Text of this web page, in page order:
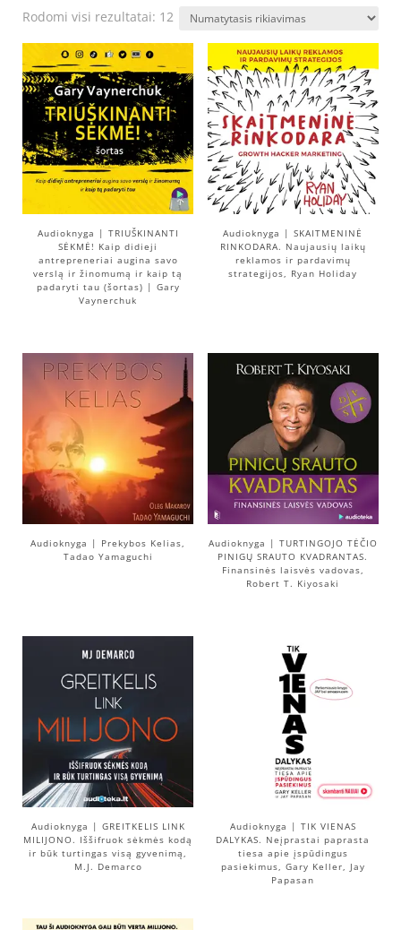
Rodomi visi rezultatai: 12
Audioknyga | TRIUŠKINANTI
SĖKMĖ! Kaip didieji
antrepreneriai augina savo
verslą ir žinomumą ir kaip tą
padaryti tau (šortas) | Gary
Vaynerchuk
Audioknyga | SKAITMENINĖ
RINKODARA. Naujausių laikų
reklamos ir pardavimų
strategijos, Ryan Holiday
Audioknyga | Prekybos Kelias,
Tadao Yamaguchi
Audioknyga | TURTINGOJO TĖČIO
PINIGŲ SRAUTO KVADRANTAS.
Finansinės laisvės vadovas,
Robert T. Kiyosaki
Audioknyga | GREITKELIS LINK
MILIJONO. Iššifruok sėkmės kodą
ir būk turtingas visą gyvenimą,
M.J. Demarco
Audioknyga | TIK VIENAS
DALYKAS. Neįprastai paprasta
tiesa apie įspūdingus
pasiekimus, Gary Keller, Jay
Papasan